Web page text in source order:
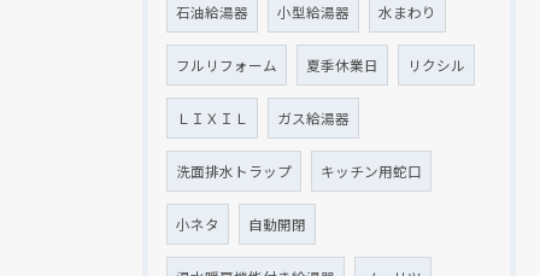
石油給湯器 小型給湯器 水まわり
フルリフォーム 夏季休業日 リクシル
ＬＩＸＩＬ ガス給湯器
洗面排水トラップ キッチン用蛇口
小ネタ 自動開閉